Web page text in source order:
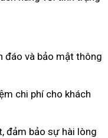
đáo và bảo mật thông
chi phí cho khách
đảm bảo sự hài lòng